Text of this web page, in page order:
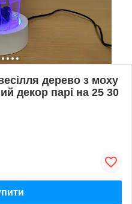
дерево з моху
декор парі на 25 30